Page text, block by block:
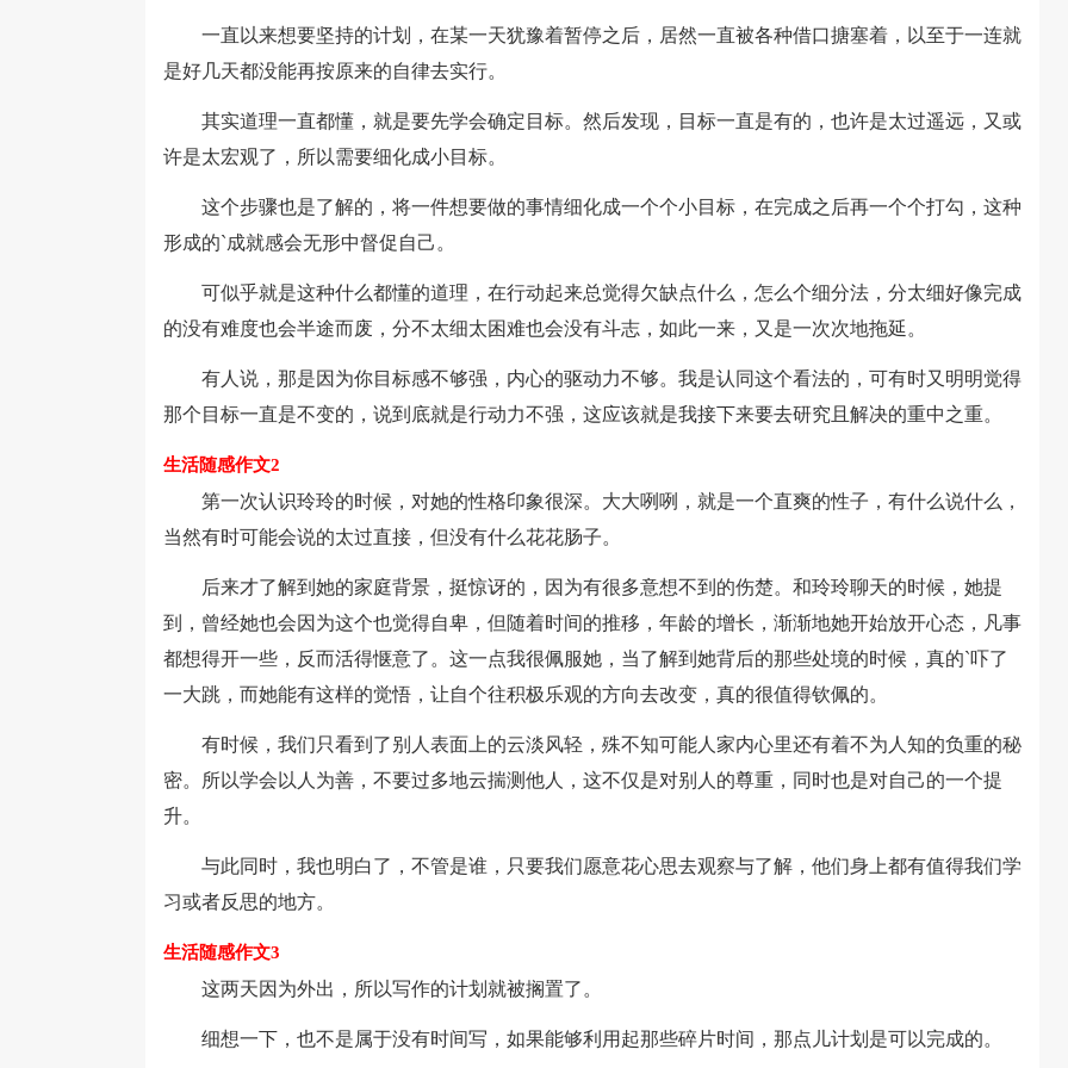
一直以来想要坚持的计划，在某一天犹豫着暂停之后，居然一直被各种借口搪塞着，以至于一连就
是好几天都没能再按原来的自律去实行。
其实道理一直都懂，就是要先学会确定目标。然后发现，目标一直是有的，也许是太过遥远，又或
许是太宏观了，所以需要细化成小目标。
这个步骤也是了解的，将一件想要做的事情细化成一个个小目标，在完成之后再一个个打勾，这种
形成的`成就感会无形中督促自己。
可似乎就是这种什么都懂的道理，在行动起来总觉得欠缺点什么，怎么个细分法，分太细好像完成
的没有难度也会半途而废，分不太细太困难也会没有斗志，如此一来，又是一次次地拖延。
有人说，那是因为你目标感不够强，内心的驱动力不够。我是认同这个看法的，可有时又明明觉得
那个目标一直是不变的，说到底就是行动力不强，这应该就是我接下来要去研究且解决的重中之重。
生活随感作文2
第一次认识玲玲的时候，对她的性格印象很深。大大咧咧，就是一个直爽的性子，有什么说什么，
当然有时可能会说的太过直接，但没有什么花花肠子。
后来才了解到她的家庭背景，挺惊讶的，因为有很多意想不到的伤楚。和玲玲聊天的时候，她提
到，曾经她也会因为这个也觉得自卑，但随着时间的推移，年龄的增长，渐渐地她开始放开心态，凡事
都想得开一些，反而活得惬意了。这一点我很佩服她，当了解到她背后的那些处境的时候，真的`吓了
一大跳，而她能有这样的觉悟，让自个往积极乐观的方向去改变，真的很值得钦佩的。
有时候，我们只看到了别人表面上的云淡风轻，殊不知可能人家内心里还有着不为人知的负重的秘
密。所以学会以人为善，不要过多地云揣测他人，这不仅是对别人的尊重，同时也是对自己的一个提
升。
与此同时，我也明白了，不管是谁，只要我们愿意花心思去观察与了解，他们身上都有值得我们学
习或者反思的地方。
生活随感作文3
这两天因为外出，所以写作的计划就被搁置了。
细想一下，也不是属于没有时间写，如果能够利用起那些碎片时间，那点儿计划是可以完成的。